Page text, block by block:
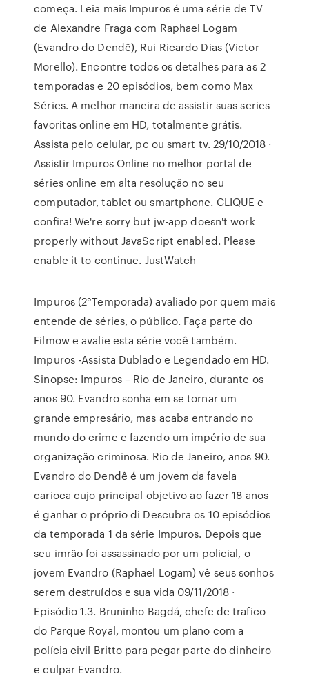
começa. Leia mais Impuros é uma série de TV
de Alexandre Fraga com Raphael Logam
(Evandro do Dendê), Rui Ricardo Dias (Victor
Morello). Encontre todos os detalhes para as 2
temporadas e 20 episódios, bem como Max
Séries. A melhor maneira de assistir suas series
favoritas online em HD, totalmente grátis.
Assista pelo celular, pc ou smart tv. 29/10/2018 ·
Assistir Impuros Online no melhor portal de
séries online em alta resolução no seu
computador, tablet ou smartphone. CLIQUE e
confira! We're sorry but jw-app doesn't work
properly without JavaScript enabled. Please
enable it to continue. JustWatch
Impuros (2°Temporada) avaliado por quem mais
entende de séries, o público. Faça parte do
Filmow e avalie esta série você também.
Impuros -Assista Dublado e Legendado em HD.
Sinopse: Impuros – Rio de Janeiro, durante os
anos 90. Evandro sonha em se tornar um
grande empresário, mas acaba entrando no
mundo do crime e fazendo um império de sua
organização criminosa. Rio de Janeiro, anos 90.
Evandro do Dendê é um jovem da favela
carioca cujo principal objetivo ao fazer 18 anos
é ganhar o próprio di Descubra os 10 episódios
da temporada 1 da série Impuros. Depois que
seu imrão foi assassinado por um policial, o
jovem Evandro (Raphael Logam) vê seus sonhos
serem destruídos e sua vida 09/11/2018 ·
Episódio 1.3. Bruninho Bagdá, chefe de trafico
do Parque Royal, montou um plano com a
polícia civil Britto para pegar parte do dinheiro
e culpar Evandro.